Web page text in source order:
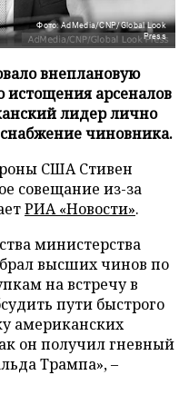
Фото: AdMedia/CNP/Global Look
Press
внеплановую
истощения арсеналов
лидер лично
снабжение чиновника.
США Стивен
совещание из-за
РИА «Новости».
министерства
высших чинов по
на встречу в
пути быстрого
американских
он получил гневный
Трампа», –